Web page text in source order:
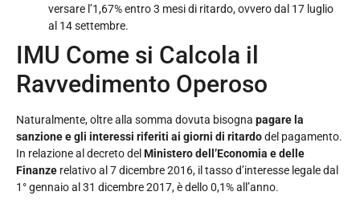
versare l’1,67% entro 3 mesi di ritardo, ovvero dal 17 luglio
al 14 settembre.
IMU Come si Calcola il
Ravvedimento Operoso
Naturalmente, oltre alla somma dovuta bisogna pagare la
sanzione e gli interessi riferiti ai giorni di ritardodel pagamento.
In relazione al decreto del Ministero dell’Economia e delle
Finanze relativo al 7 dicembre 2016, il tasso d’interesse legale dal
1° gennaio al 31 dicembre 2017, è dello 0,1% all’anno.